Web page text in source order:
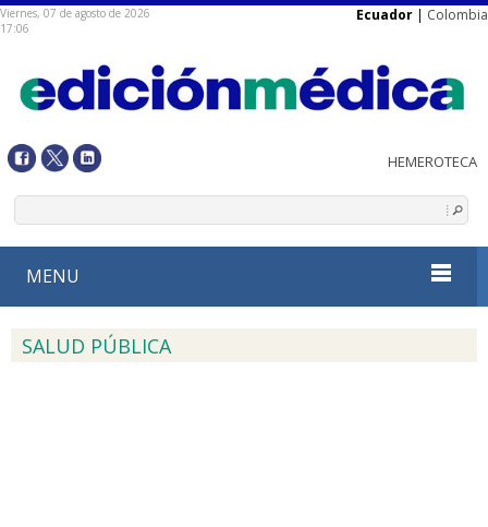
Viernes, 07 de agosto de 2026
17:06
Ecuador | Colombia
MENU
SALUD PÚBLICA